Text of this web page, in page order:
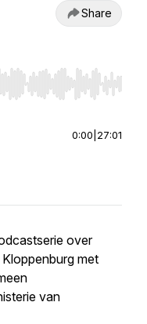
Share
Home/End to jump to
0:00 27:01
over
met
van